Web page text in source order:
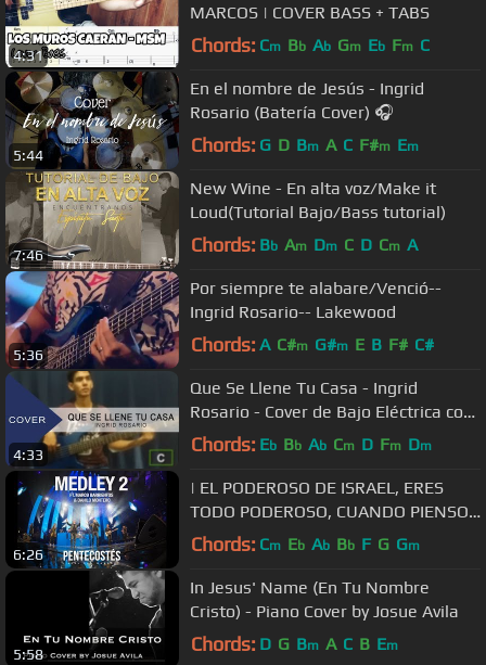
4:31
MARCOS | COVER BASS + TABS
Chords: Cm Bb Ab Gm Eb Fm C
5:44
En el nombre de Jesús - Ingrid
Rosario (Batería Cover) 🎧
Chords: G D Bm A C F#m Em
7:46
New Wine - En alta voz/Make it
Loud(Tutorial Bajo/Bass tutorial)
Chords: Bb Am Dm C D Cm A
5:36
Por siempre te alabare/Venció--
Ingrid Rosario-- Lakewood
Chords: A C#m G#m E B F# C#
4:33
Que Se Llene Tu Casa - Ingrid
Rosario - Cover de Bajo Eléctrica con
Notas (NA)
Chords: Eb Bb Ab Cm D Fm Dm
6:26
| EL PODEROSO DE ISRAEL, ERES
TODO PODEROSO, CUANDO PIENSO |
FT MARCO BARRIENTOS Y DANILO
Chords: Cm Eb Ab Bb F G Gm
5:58
In Jesus' Name (En Tu Nombre
Cristo) - Piano Cover by Josue Avila
Chords: D G Bm A C B Em